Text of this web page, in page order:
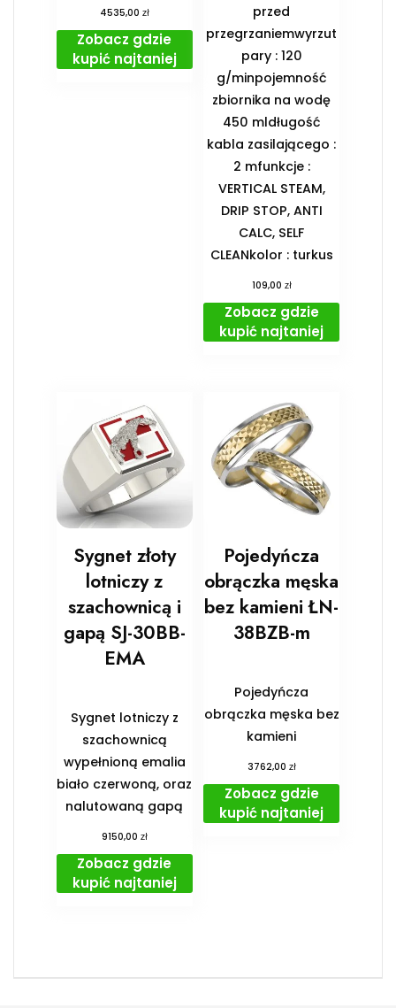
4535,00 zł
Zobacz gdzie
kupić najtaniej
przed
przegrzaniemwyrzut
pary : 120
g/minpojemność
zbiornika na wodę
450 mldługość
kabla zasilającego :
2 mfunkcje :
VERTICAL STEAM,
DRIP STOP, ANTI
CALC, SELF
CLEANkolor : turkus
109,00 zł
Zobacz gdzie
kupić najtaniej
Sygnet złoty
lotniczy z
szachownicą i
gapą SJ-30BB-
EMA
Sygnet lotniczy z
szachownicą
wypełnioną emalia
biało czerwoną, oraz
nalutowaną gapą
9150,00 zł
Zobacz gdzie
kupić najtaniej
Pojedyńcza
obrączka męska
bez kamieni ŁN-
38BZB-m
Pojedyńcza
obrączka męska bez
kamieni
3762,00 zł
Zobacz gdzie
kupić najtaniej